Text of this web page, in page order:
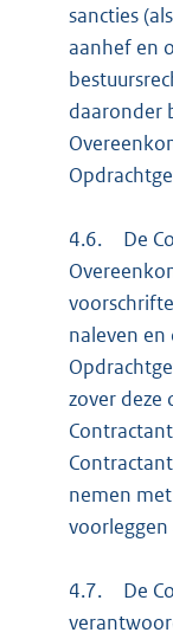
sancties
aanhef en
daaronder
4.6.
De
naleven
zover deze
nemen
voorleggen
4.7.
De